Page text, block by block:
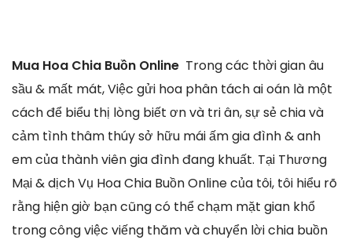
Mua Hoa Chia Buồn Online Trong các thời gian âu
sầu & mất mát, Việc gửi hoa phân tách ai oán là một
cách để biểu thị lòng biết ơn và tri ân, sự sẻ chia và
cảm tình thâm thúy sở hữu mái ấm gia đình & anh
em của thành viên gia đình đang khuất. Tại Thương
Mại & dịch Vụ Hoa Chia Buồn Online của tôi, tôi hiểu rõ
rằng hiện giờ bạn cũng có thể chạm mặt gian khổ
trong công việc viếng thăm và chuyển lời chia buồn